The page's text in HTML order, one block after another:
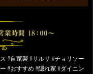
#自家製 #サルサ #チョリソー
#おすすめ #隠れ家 #ダイニン